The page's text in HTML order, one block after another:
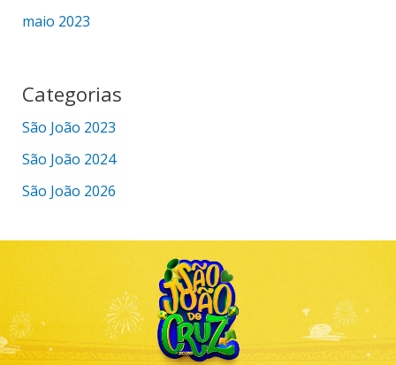
maio 2023
Categorias
São João 2023
São João 2024
São João 2026